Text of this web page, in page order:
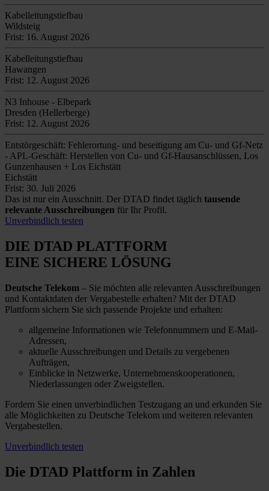
Kabelleitungstiefbau
Wildsteig
Frist: 16. August 2026
Kabelleitungstiefbau
Hawangen
Frist: 12. August 2026
N3 Inhouse - Elbepark
Dresden (Hellerberge)
Frist: 12. August 2026
Entstörgeschäft: Fehlerortung- und beseitigung am Cu- und Gf-Netz
- APL-Geschäft: Herstellen von Cu- und Gf-Hausanschlüssen, Los
Gunzenhausen + Los Eichstätt
Eichstätt
Frist: 30. Juli 2026
Das ist nur ein Ausschnitt. Der DTAD findet täglich tausende
relevante Ausschreibungen für Ihr Profil.
Unverbindlich testen
DIE DTAD PLATTFORM
EINE SICHERE LÖSUNG
Deutsche Telekom – Sie möchten alle relevanten Ausschreibungen
und Kontaktdaten der Vergabestelle erhalten? Mit der DTAD
Plattform sichern Sie sich passende Projekte und erhalten:
allgemeine Informationen wie Telefonnummern und E-Mail-
Adressen,
aktuelle Ausschreibungen und Details zu vergebenen
Aufträgen,
Einblicke in Netzwerke, Unternehmenskooperationen,
Niederlassungen oder Zweigstellen.
Fordern Sie einen unverbindlichen Testzugang an und erkunden Sie
alle Möglichkeiten zu Deutsche Telekom und weiteren relevanten
Vergabestellen.
Unverbindlich testen
Die DTAD Plattform in Zahlen